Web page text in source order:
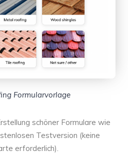
Formularvorlage
schöner Formulare wie
Testversion (keine
erforderlich).